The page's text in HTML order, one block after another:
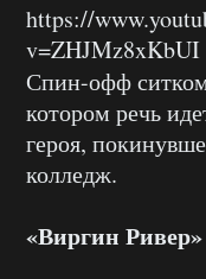
https://
v=ZHJMz8xKbUI
Спин-офф
котором речь
героя,
колледж.
«Виргин